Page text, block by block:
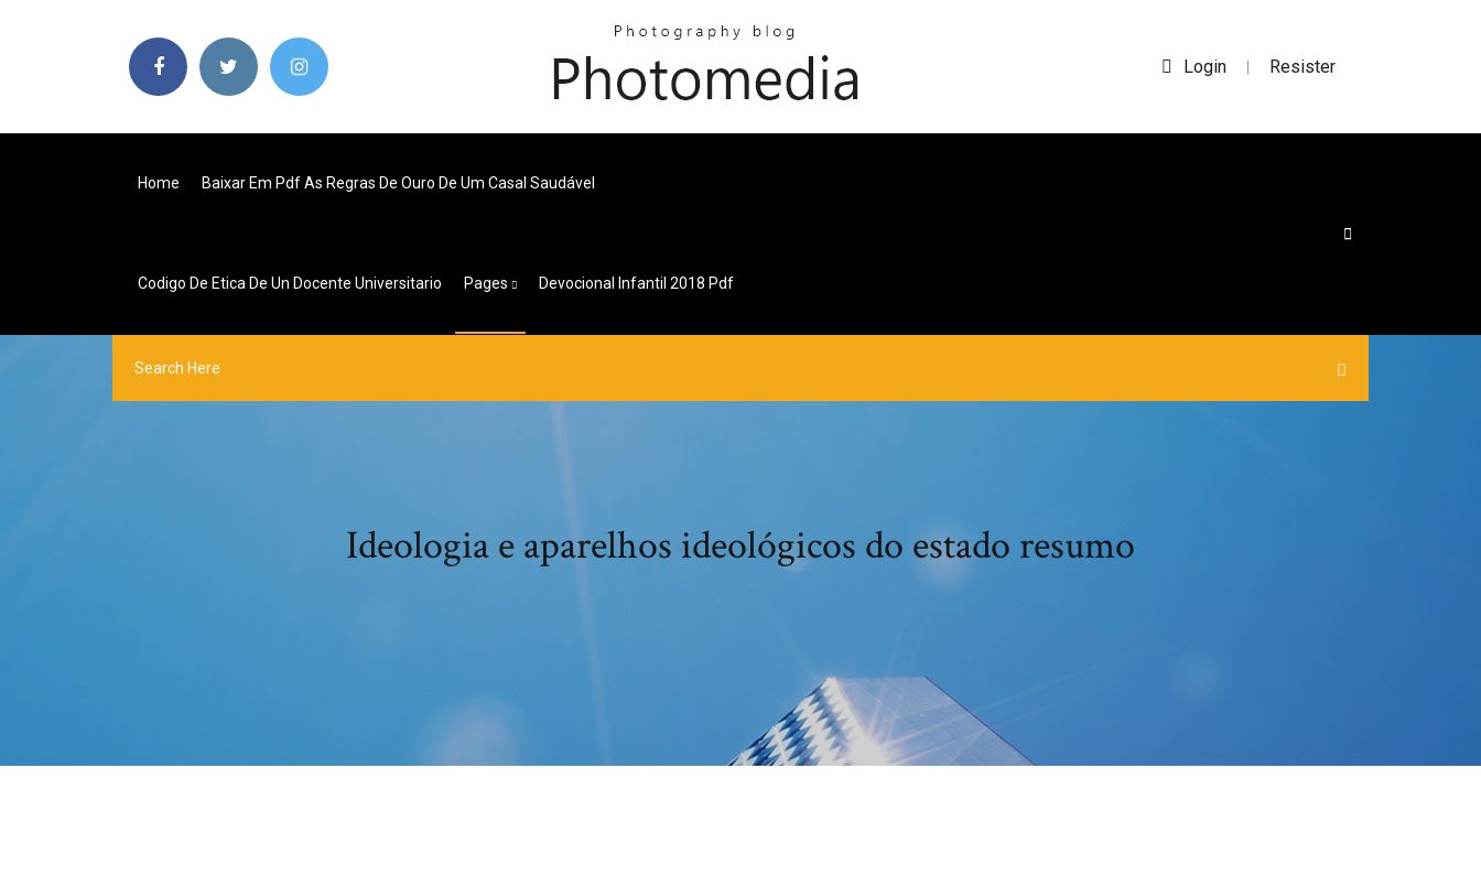
Login | Resister
Home Baixar Em Pdf As Regras De Ouro De Um Casal Saudável
Codigo De Etica De Un Docente Universitario Pages Devocional Infantil 2018 Pdf
Ideologia e aparelhos ideológicos do estado resumo